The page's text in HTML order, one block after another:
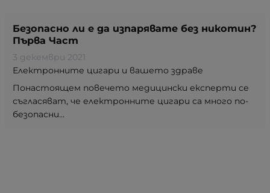
Безопасно ли е да изпарявате без никотин?
Първа Част
3 декември 2021
Електронните цигари и вашето здраве
Понастоящем повечето медицински експерти се
съгласяват, че електронните цигари са много по-
безопасни...